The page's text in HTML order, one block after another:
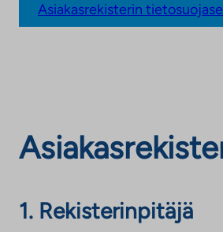
Asiakasrekisterin
1. Rekisterinpitäjä